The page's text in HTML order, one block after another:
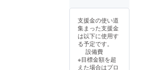
頂く事
ができ
れば、
必ずそ
のメ
リット
をご理
解頂け
かの還
元を考
えてい
ます
が、そ
れまで
は、ま
ずは 営
な人の
を彫っ
た世界
に一つ
のマイ
ボトル
として
支援金の使い道
集まった支援金
は以下に使用す
る予定です。
設備費
※目標金額を超
えた場合はプロ